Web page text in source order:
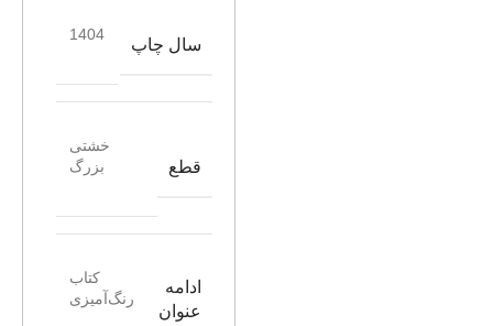
سال چاپ
1404
قطع
خشتی
بزرگ
ادامه
عنوان
کتاب
رنگ‌آمیزی